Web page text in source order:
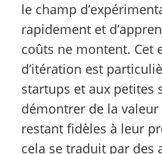
le champ
rapidement et
coûts ne montent. Cet
d’itération est
startups et aux petites
démontrer de la
restant fidèles à leur
cela se traduit par des